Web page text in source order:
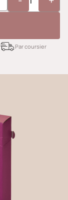
Par coursier